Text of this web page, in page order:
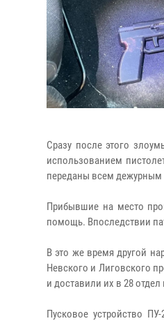
Сразу после этого
использованием
переданы всем дежурным
Прибывшие на место
помощь. Впоследствии
В это же время другой
Невского и Лиговского
и доставили их в 28
Пусковое устройство